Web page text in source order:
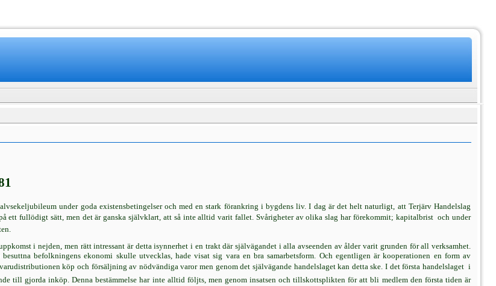
under goda existensbetingelser och med en stark förankring i bygdens liv. I dag är det helt naturligt, att Terjärv Handelslag
ett fullödigt sätt, men det är ganska självklart, att så inte alltid varit fallet. Svårigheter av olika slag har förekommit; kapitalbrist  och under
i nejden, men rätt intressant är detta isynnerhet i en trakt där självägandet i alla avseenden av ålder varit grunden för all verksamhet.
befolkningens ekonomi skulle utvecklas, hade visat sig vara en bra samarbetsform. Och egentligen är kooperationen en form av
köp och försäljning av nödvändiga varor men genom det självägande handelslaget kan detta ske. I det första handelslaget  i
till gjorda inköp. Denna bestämmelse har inte alltid följts, men genom insatsen och tillskottsplikten för att bli medlem den första tiden är